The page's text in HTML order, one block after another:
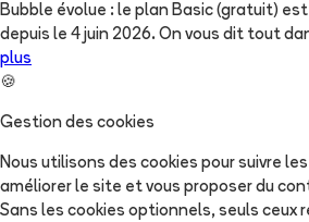
Bubble évolue : le plan Basic (gratuit)
depuis le 4 juin 2026. On vous dit tout
plus
🍪
Gestion des cookies
Nous utilisons des cookies pour suivre
améliorer le site et vous proposer du
Sans les cookies optionnels, seuls ceux